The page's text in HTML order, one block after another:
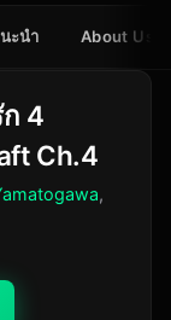
ะนำ About Us
4
Ch.4
,